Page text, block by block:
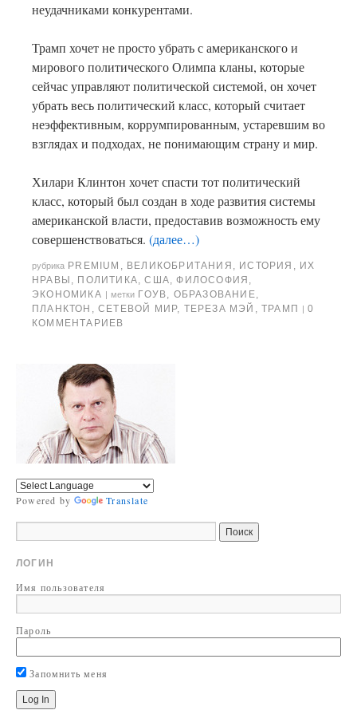
неудачниками конкурентами.
Трамп хочет не просто убрать с американского и
мирового политического Олимпа кланы, которые
сейчас управляют политической системой, он хочет
убрать весь политический класс, который считает
неэффективным, коррумпированным, устаревшим во
взглядах и подходах, не понимающим страну и мир.
Хилари Клинтон хочет спасти тот политический
класс, который был создан в ходе развития системы
американской власти, предоставив возможность ему
совершенствоваться. (далее…)
рубрика PREMIUM , ВЕЛИКОБРИТАНИЯ , ИСТОРИЯ , ИХ
НРАВЫ , ПОЛИТИКА,США,ФИЛОСОФИЯ ,
ЭКОНОМИКА | метки ГОУВ, ОБРАЗОВАНИЕ,
ПЛАНКТОН ,СЕТЕВОЙ МИР, ТЕРЕЗА МЭЙ ,ТРАМП | 0
КОММЕНТАРИЕВ
Powered by Translate
ЛОГИН
Имя пользователя
Пароль
Запомнить меня